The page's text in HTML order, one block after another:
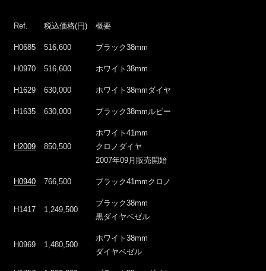
Ref. 税込価格(円) 概要
H0685 516,600 ブラック38mm
H0970 516,600 ホワイト38mm
H1629 630,000 ホワイト38mmダイヤ
H1635 630,000 ブラック38mmルビー
H2009 850,500
ホワイト41mm
クロノダイヤ
2007年09月販売開始
H0940 766,500 ブラック41mmクロノ
H1417 1,249,500
ブラック38mm
黒ダイヤベゼル
H0969 1,480,500
ホワイト38mm
ダイヤベゼル